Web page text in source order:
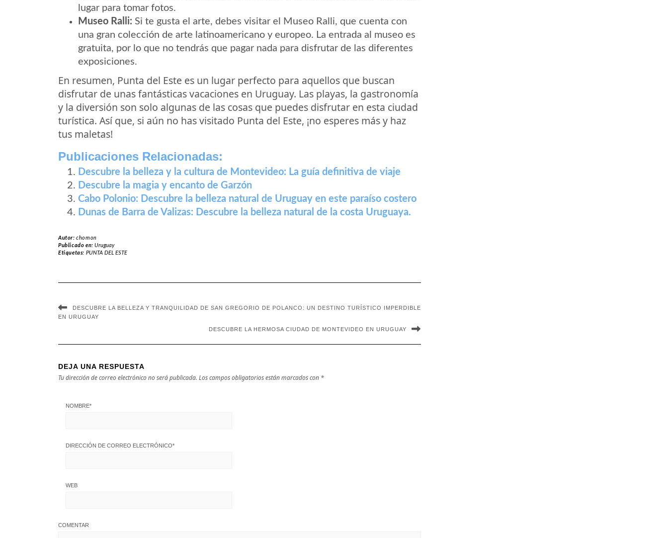
lugar para tomar fotos.
Museo Ralli: Si te gusta el arte, debes visitar el Museo Ralli, que cuenta con
una gran colección de arte latinoamericano y europeo. La entrada al museo es
gratuita, por lo que no tendrás que pagar nada para disfrutar de las diferentes
exposiciones.
En resumen, Punta del Este es un lugar perfecto para aquellos que buscan
disfrutar de unas fantásticas vacaciones en Uruguay. Las playas, la gastronomía
y la diversión son solo algunas de las cosas que puedes disfrutar en esta ciudad
turística. Así que, si aún no has visitado Punta del Este, ¡no esperes más y haz
tus maletas!
Publicaciones Relacionadas:
Descubre la belleza y la cultura de Montevideo: La guía definitiva de viaje
Descubre la magia y encanto de Garzón
Cabo Polonio: Descubre la belleza natural de Uruguay en este paraíso costero
Dunas de Barra de Valizas: Descubre la belleza natural de la costa Uruguaya.
Autor:chomon
Publicado en:Uruguay
Etiquetas: PUNTA DEL ESTE
DESCUBRE LA BELLEZA Y TRANQUILIDAD DE SAN GREGORIO DE POLANCO: UN DESTINO TURÍSTICO IMPERDIBLE
EN URUGUAY
DESCUBRE LA HERMOSA CIUDAD DE MONTEVIDEO EN URUGUAY
DEJA UNA RESPUESTA
Tu dirección de correo electrónico no será publicada. Los campos obligatorios están marcados con *
NOMBRE*
DIRECCIÓN DE CORREO ELECTRÓNICO*
WEB
COMENTAR